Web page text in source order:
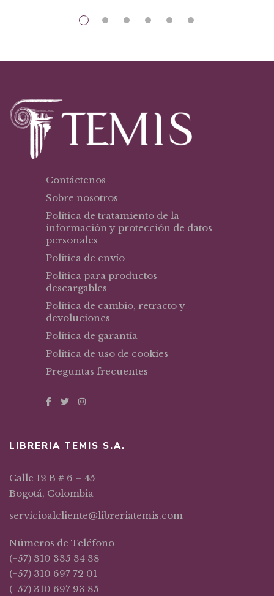
$64,01.$44,81.
Contáctenos
Sobre nosotros
Política de tratamiento de la
información y protección de datos
personales
Política de envío
Política para productos
descargables
Política de cambio, retracto y
devoluciones
Política de garantía
Política de uso de cookies
Preguntas frecuentes
LIBRERIA TEMIS S.A.
Calle 12 B # 6 – 45
Bogotá, Colombia
servicioalcliente@libreriatemis.com
Números de Teléfono
(+57) 310 335 34 38
(+57) 310 697 72 01
(+57) 310 697 93 85